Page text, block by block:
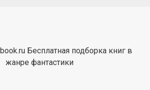
Бесплатная подборка книг в
жанре фантастики